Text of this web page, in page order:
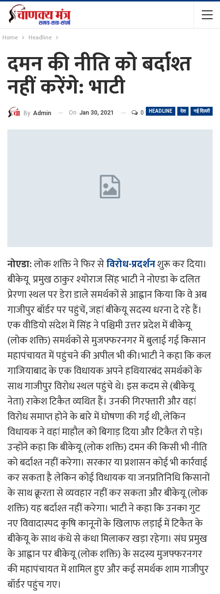
Home Headline
दमन की नीति को बर्दाश्त
नहीं करेंगे: भाटी
HEADLINE देश नई दिल्ली
By Admin On Jan 30, 2021 0
नोएडा:लोक शक्ति ने फिर सेविरोध-प्रदर्शनशुरू कर दिया।
बीकेयू प्रमुख ठाकुर श्योराज सिंह भाटी ने नोएडा के दलित
प्रेरणा स्थल पर डेरा डाले समर्थकों से आह्वान किया कि वे अब
गाजीपुर बॉर्डर पर पहुंचें, जहां बीकेयू सदस्य धरना दे रहे हैं।
एक वीडियो संदेश में सिंह ने पश्चिमी उत्तर प्रदेश में बीकेयू
(लोक शक्ति) समर्थकों से मुजफ्फरनगर में बुलाई गई किसान
महापंचायत में पहुंचने की अपील भी की।भाटी ने कहा कि कल
गाजियाबाद के एक विधायक अपने हथियारबंद समर्थकों के
साथ गाजीपुर विरोध स्थल पहुंचे थे। इस कदम से (बीकेयू
नेता) राकेश टिकैत व्यथित हैं। उनकी गिरफ्तारी और वहां
विरोध समाप्त होने के बारे में घोषणा की गई थी, लेकिन
विधायक ने वहां माहौल को बिगाड़ दिया और टिकैत रो पड़े।
उन्होंने कहा कि बीकेयू (लोक शक्ति) दमन की किसी भी नीति
को बर्दाश्त नहीं करेगा। सरकार या प्रशासन कोई भी कार्रवाई
कर सकता है लेकिन कोई विधायक या जनप्रतिनिधि किसानों
के साथ क्रूरता से व्यवहार नहीं कर सकता और बीकेयू (लोक
शक्ति) यह बर्दाश्त नहीं करेगा। भाटी ने कहा कि उनका गुट
नए विवादास्पद कृषि कानूनों के खिलाफ लड़ाई में टिकैत के
बीकेयू के साथ कंधे से कंधा मिलाकर खड़ा रहेगा। संघ प्रमुख
के आह्वान पर बीकेयू (लोक शक्ति) के सदस्य मुजफ्फरनगर
की महापंचायत में शामिल हुए और कई समर्थक शाम गाजीपुर
बॉर्डर पहुंच गए।